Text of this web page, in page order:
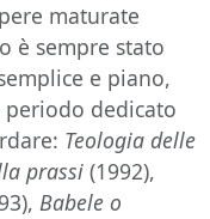
maturate
è sempre stato
e piano,
dedicato
Teologia delle
prassi (1992),
Babele o